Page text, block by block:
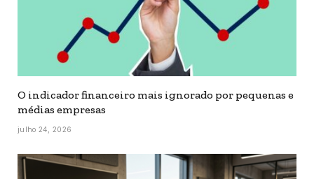
O indicador financeiro mais ignorado por pequenas e
médias empresas
julho 24, 2026